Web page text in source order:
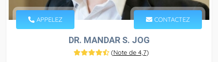
APPELEZ CONTACTEZ
DR. MANDAR S. JOG
(Note de 4,7)